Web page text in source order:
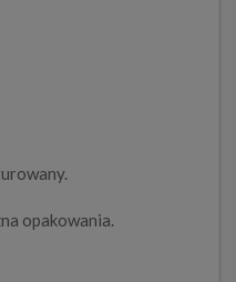
opakowania.